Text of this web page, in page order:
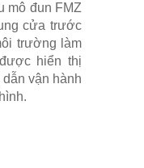
mô đun FMZ
cửa trước
trường làm
hiển thị
vận hành